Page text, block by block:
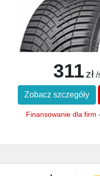
311 zł /
Zobacz szczegóły
Finansowanie dla firm